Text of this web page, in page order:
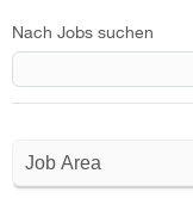
Nach Jobs suchen
Job Area